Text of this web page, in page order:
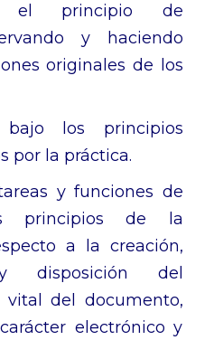
el principio de
y haciendo
originales de los
los principios
por la práctica.
y funciones de
principios de la
a la creación,
disposición del
del documento,
electrónico y